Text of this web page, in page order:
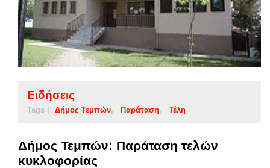
Ειδήσεις
Tags | Δήμος Τεμπών Παράταση Τέλη
Δήμος Τεμπών: Παράταση τελών
κυκλοφορίας